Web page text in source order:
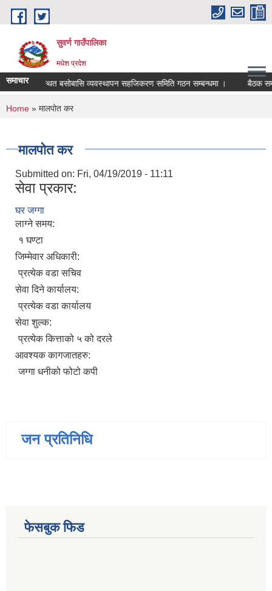
Skip to main content
सुवर्ण गाउँपालिका
मधेश प्रदेश
समाचार
र अव्यवस्थित बसोबासि व्यवस्थापन सहजिकरण समिति गठन सम्बन्धमा । बैठक
You are here
Home » मालपोत कर
मालपोत कर
Submitted on: Fri, 04/19/2019 - 11:11
सेवा प्रकार:
घर जग्गा
लाग्ने समय:
१ घण्टा
जिम्मेवार अधिकारी:
प्रत्येक वडा सचिव
सेवा दिने कार्यालय:
प्रत्येक वडा कार्यालय
सेवा शुल्क:
प्रत्येक कित्ताको ५ को दरले
आवश्यक कागजातहरु:
जग्गा धनीको फोटो कपी
जन प्रतिनिधि
फेसबुक फिड